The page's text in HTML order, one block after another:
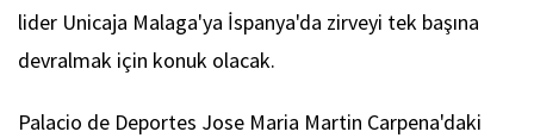
lider Unicaja Malaga'ya İspanya'da zirveyi tek başına
devralmak için konuk olacak.
Palacio de Deportes Jose Maria Martin Carpena'daki